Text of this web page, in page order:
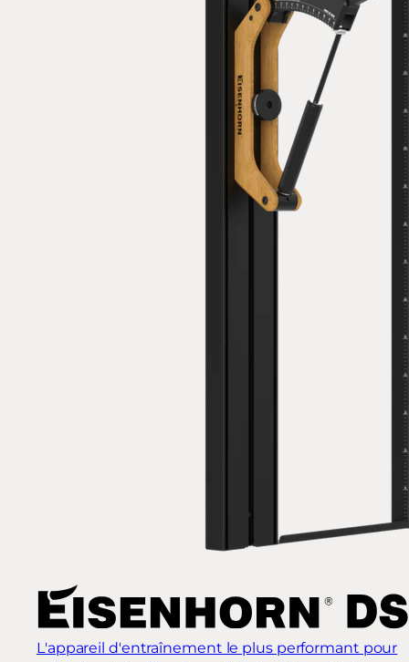
L'appareil d'entraînement le plus performant pour